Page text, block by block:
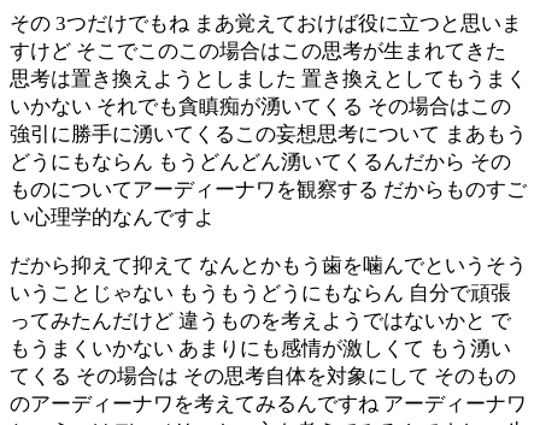
その 3つだけでもね まあ覚えておけば役に立つと思いま
すけど そこでこのこの場合はこの思考が生まれてきた
思考は置き換えようとしました 置き換えとしてもうまく
いかない それでも貪瞋痴が湧いてくる その場合はこの
強引に勝手に湧いてくるこの妄想思考について まあもう
どうにもならん もうどんどん湧いてくるんだから その
ものについてアーディーナワを観察する だからものすご
い心理学的なんですよ
だから抑えて抑えて なんとかもう歯を噛んでというそう
いうことじゃない もうもうどうにもならん 自分で頑張
ってみたんだけど 違うものを考えようではないかと で
もうまくいかない あまりにも感情が激しくて もう湧い
てくる その場合は その思考自体を対象にして そのもの
のアーディーナワを考えてみるんですね アーディーナワ